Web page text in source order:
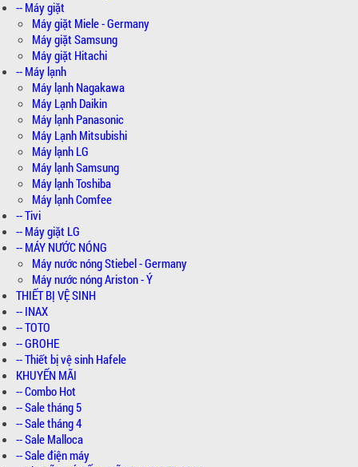
-- Máy giặt
Máy giặt Miele - Germany
Máy giặt Samsung
Máy giặt Hitachi
-- Máy lạnh
Máy lạnh Nagakawa
Máy Lạnh Daikin
Máy lạnh Panasonic
Máy Lạnh Mitsubishi
Máy lạnh LG
Máy lạnh Samsung
Máy lạnh Toshiba
Máy lạnh Comfee
-- Tivi
-- Máy giặt LG
-- MÁY NƯỚC NÓNG
Máy nước nóng Stiebel - Germany
Máy nước nóng Ariston - Ý
THIẾT BỊ VỆ SINH
-- INAX
-- TOTO
-- GROHE
-- Thiết bị vệ sinh Hafele
KHUYẾN MÃI
-- Combo Hot
-- Sale tháng 5
-- Sale tháng 4
-- Sale Malloca
-- Sale điện máy